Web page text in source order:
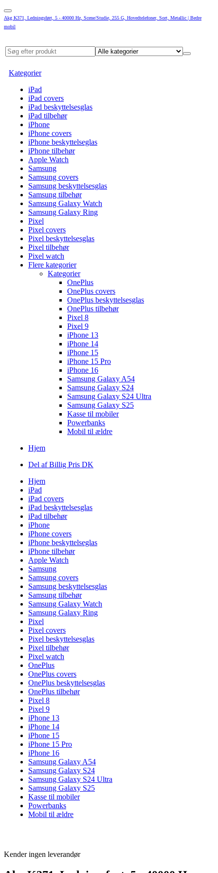
Akg K371, Ledningsført, 5 - 40000 Hz, Scene/Studie, 255 G, Hovedtelefoner, Sort, Metallic | Bedre
mobil
Kategorier
iPad
iPad covers
iPad beskyttelsesglas
iPad tilbehør
iPhone
iPhone covers
iPhone beskyttelseglas
iPhone tilbehør
Apple Watch
Samsung
Samsung covers
Samsung beskyttelsesglas
Samsung tilbehør
Samsung Galaxy Watch
Samsung Galaxy Ring
Pixel
Pixel covers
Pixel beskyttelsesglas
Pixel tilbehør
Pixel watch
Flere kategorier
Kategorier
OnePlus
OnePlus covers
OnePlus beskyttelsesglas
OnePlus tilbehør
Pixel 8
Pixel 9
iPhone 13
iPhone 14
iPhone 15
iPhone 15 Pro
iPhone 16
Samsung Galaxy A54
Samsung Galaxy S24
Samsung Galaxy S24 Ultra
Samsung Galaxy S25
Kasse til mobiler
Powerbanks
Mobil til ældre
Hjem
Del af Billig Pris DK
Hjem
iPad
iPad covers
iPad beskyttelsesglas
iPad tilbehør
iPhone
iPhone covers
iPhone beskyttelseglas
iPhone tilbehør
Apple Watch
Samsung
Samsung covers
Samsung beskyttelsesglas
Samsung tilbehør
Samsung Galaxy Watch
Samsung Galaxy Ring
Pixel
Pixel covers
Pixel beskyttelsesglas
Pixel tilbehør
Pixel watch
OnePlus
OnePlus covers
OnePlus beskyttelsesglas
OnePlus tilbehør
Pixel 8
Pixel 9
iPhone 13
iPhone 14
iPhone 15
iPhone 15 Pro
iPhone 16
Samsung Galaxy A54
Samsung Galaxy S24
Samsung Galaxy S24 Ultra
Samsung Galaxy S25
Kasse til mobiler
Powerbanks
Mobil til ældre
Kender ingen leverandør